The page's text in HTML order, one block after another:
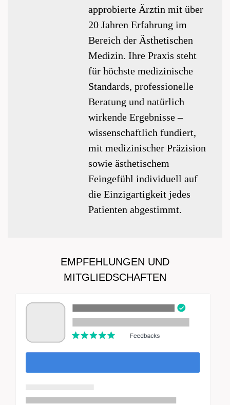
approbierte Ärztin mit über
20 Jahren Erfahrung im
Bereich der Ästhetischen
Medizin. Ihre Praxis steht
für höchste medizinische
Standards, professionelle
Beratung und natürlich
wirkende Ergebnisse –
wissenschaftlich fundiert,
mit medizinischer Präzision
sowie ästhetischem
Feingefühl individuell auf
die Einzigartigkeit jedes
Patienten abgestimmt.
EMPFEHLUNGEN UND
MITGLIEDSCHAFTEN